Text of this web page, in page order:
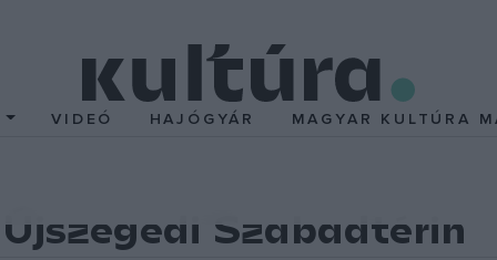
VIDEÓ HAJÓGYÁR MAGYAR KULTÚRA
Szabadtérin